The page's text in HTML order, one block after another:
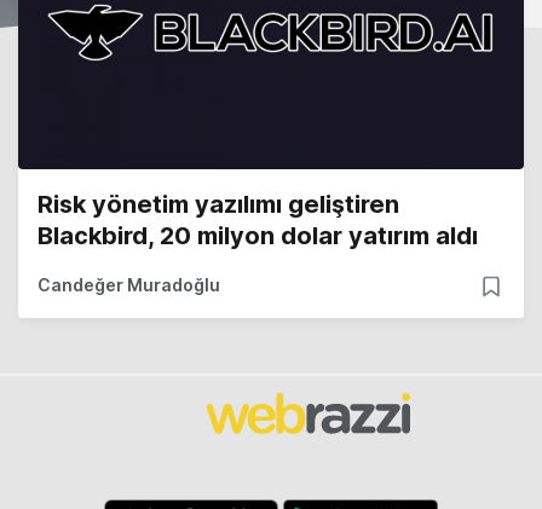
Risk yönetim yazılımı geliştiren
Blackbird, 20 milyon dolar yatırım aldı
Candeğer Muradoğlu